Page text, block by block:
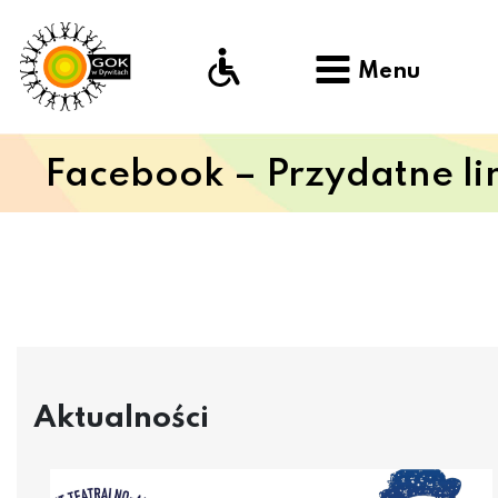
Menu
Facebook – Przydatne
Aktualności